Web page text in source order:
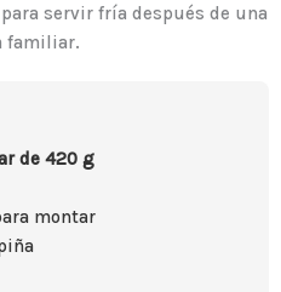
servir fría después de una
familiar.
de 420 g
montar